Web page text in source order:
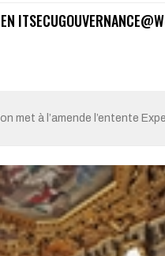
ITSECUGOUVERNANCE
met à l’amende l’entente